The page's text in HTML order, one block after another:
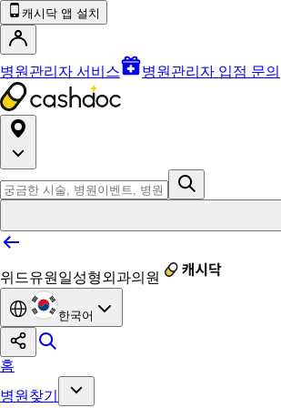
캐시닥 앱 설치
병원관리자 서비스 병원관리자 입점 문의
위드유원일성형외과의원
한국어
홈
병원찾기